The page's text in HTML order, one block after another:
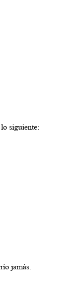
lo siguiente:
río jamás.